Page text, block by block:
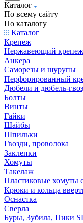
Каталог
По всему сайту
По каталогу
Каталог
Крепеж
Нержавеющий крепеж
Анкера
Саморезы и шурупы
Перфорированный
Дюбели и дюбель-
Болты
Винты
Гайки
Шайбы
Шпильки
Гвозди, проволока
Заклепки
Хомуты
Такелаж
Пластиковые хомуты
Крюки и кольца
Оснастка
Сверла
Буры, Зубила, Пики